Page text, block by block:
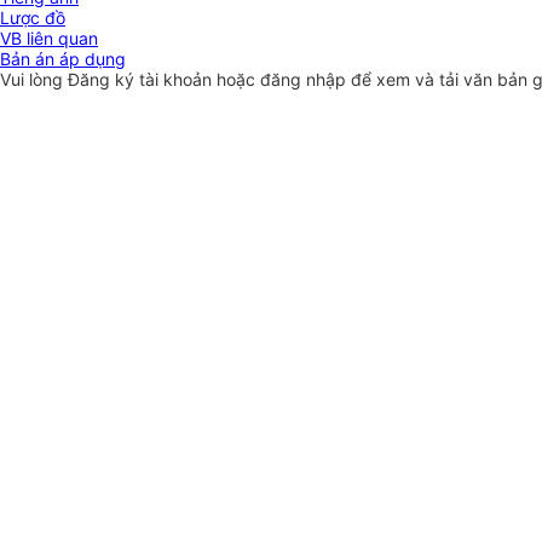
Lược đồ
VB liên quan
Bản án áp dụng
Vui lòngĐăng ký tài khoản hoặc đăng nhập để xem và tải văn bản